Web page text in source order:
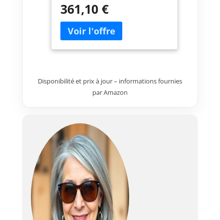
poignée champignon|Scie
sauteuse 5 ah|DJV181RT1J
361,10 €
Disponibilité et prix à jour – informations fournies
par Amazon